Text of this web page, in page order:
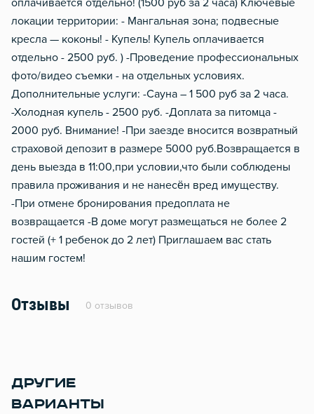
оплачивается отдельно! (1500 руб за 2 часа) Ключевые
локации территории: - Мангальная зона; подвесные
кресла — коконы! - Купель! Купель оплачивается
отдельно - 2500 руб. ) -Проведение профессиональных
фото/видео съемки - на отдельных условиях.
Дополнительные услуги: -Сауна – 1 500 руб за 2 часа.
-Холодная купель - 2500 руб. -Доплата за питомца -
2000 руб. Внимание! -При заезде вносится возвратный
страховой депозит в размере 5000 руб.Возвращается в
день выезда в 11:00,при условии,что были соблюдены
правила проживания и не нанесён вред имуществу.
-При отмене бронирования предоплата не
возвращается -В доме могут размещаться не более 2
гостей (+ 1 ребенок до 2 лет) Приглашаем вас стать
нашим гостем!
Отзывы 0 отзывов
ДРУГИЕ
ВАРИАНТЫ